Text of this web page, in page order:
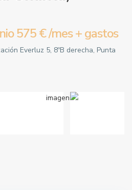
575 €/mes + gastos
Everluz 5, 8ºB derecha, Punta